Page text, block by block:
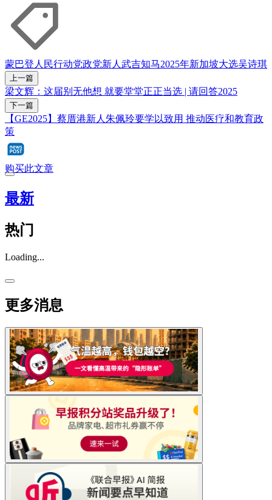
蒙巴登 人民行动党政党新人 武吉知马2025年新加坡大选吴诗琪
上一篇
梁文辉：这届别无他想 就要堂堂正正当选 | 请回答2025
下一篇
【GE2025】蔡厝港新人朱佩玲要学以致用 推动医疗和教育政
策
购买此文章
最新
热门
Loading...
更多消息